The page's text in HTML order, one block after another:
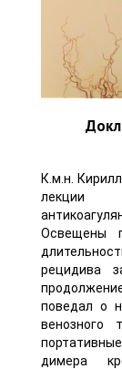
К.м.н.
лекции
Освещены
рецидива
поведал о
венозного
димера